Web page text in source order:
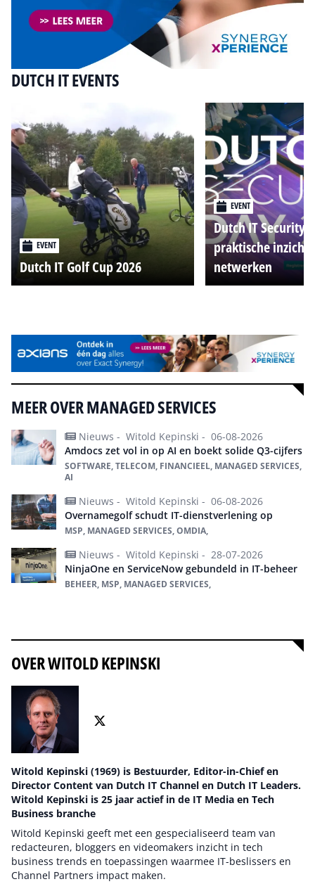
DUTCH IT EVENTS
EVENT
Dutch IT Golf Cup 2026
EVENT
Dutch IT Security
praktische
netwerken
MEER OVER MANAGED SERVICES
Nieuws - Witold Kepinski - 06-08-2026
Amdocs zet vol in op AI en boekt solide Q3-cijfers
SOFTWARE, TELECOM, FINANCIEEL, MANAGED SERVICES,
AI
Nieuws - Witold Kepinski - 06-08-2026
Overnamegolf schudt IT-dienstverlening op
MSP, MANAGED SERVICES, OMDIA,
Nieuws - Witold Kepinski - 28-07-2026
NinjaOne en ServiceNow gebundeld in IT-beheer
BEHEER, MSP, MANAGED SERVICES,
OVER WITOLD KEPINSKI
Witold Kepinski (1969) is Bestuurder, Editor-in-Chief en
Director Content van Dutch IT Channel en Dutch IT Leaders.
Witold Kepinski is 25 jaar actief in de IT Media en Tech
Business branche
Witold Kepinski geeft met een gespecialiseerd team van
redacteuren, bloggers en videomakers inzicht in tech
business trends en toepassingen waarmee IT-beslissers en
Channel Partners impact maken.